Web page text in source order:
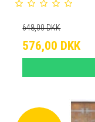
648,00 DKK
576,00 DKK